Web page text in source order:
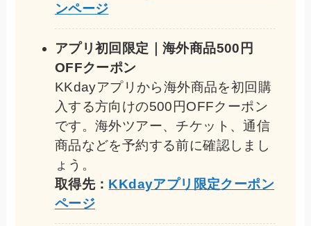
ンページ
アプリ初回限定｜海外商品500円
OFFクーポン
KKdayアプリから海外商品を初回購
入する方向けの500円OFFクーポン
です。海外ツアー、チケット、通信
商品などを予約する前に確認しまし
ょう。
取得先： KKdayアプリ限定クーポン
ページ